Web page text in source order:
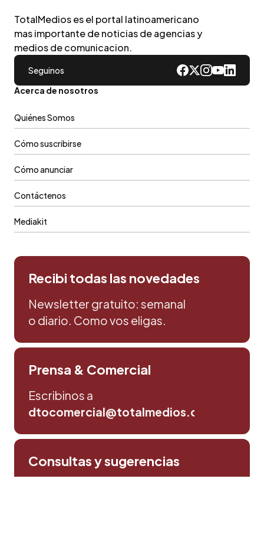
TotalMedios es el portal latinoamericano
mas importante de noticias de agencias y
medios de comunicacion.
Seguinos
Acerca de nosotros
Quiénes Somos
Cómo suscribirse
Cómo anunciar
Contáctenos
Mediakit
Recibi todas las novedades
Newsletter gratuito: semanal
o diario. Como vos eligas.
Prensa & Comercial
Escribinos a
dtocomercial@totalmedios.com
Consultas y sugerencias